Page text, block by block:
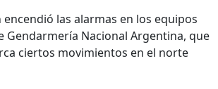
las alarmas en los equipos
Gendarmería Nacional Argentina, que
ciertos movimientos en el norte